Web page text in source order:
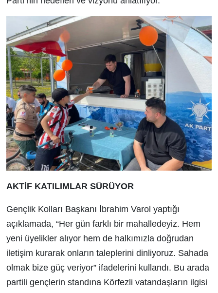
AKTİF KATILIMLAR SÜRÜYOR
Gençlik Kolları Başkanı İbrahim Varol yaptığı
açıklamada, “Her gün farklı bir mahalledeyiz. Hem
yeni üyelikler alıyor hem de halkımızla doğrudan
iletişim kurarak onların taleplerini dinliyoruz. Sahada
olmak bize güç veriyor” ifadelerini kullandı. Bu arada
partili gençlerin standına Körfezli vatandaşların ilgisi